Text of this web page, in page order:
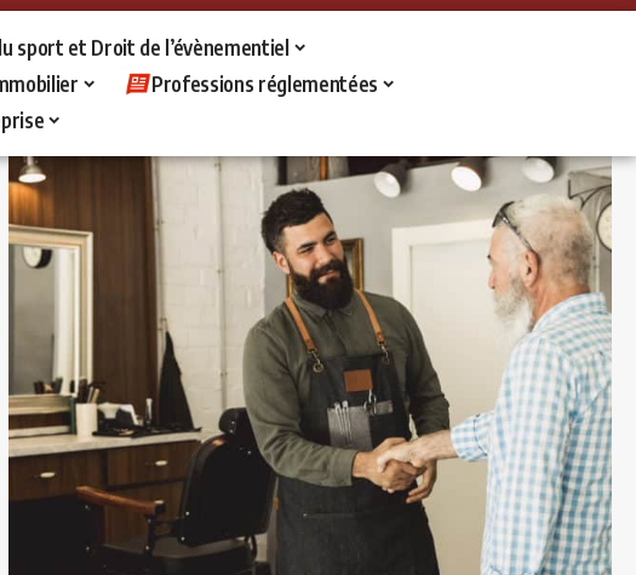
sport et Droit de l’évènementiel
Professions réglementées